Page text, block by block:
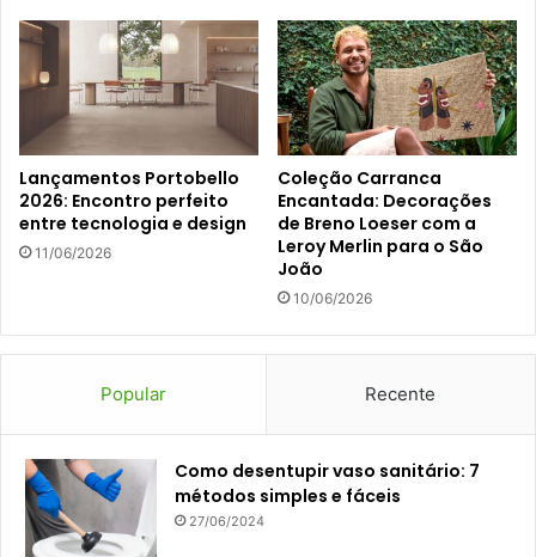
Lançamentos Portobello
2026: Encontro perfeito
entre tecnologia e design
11/06/2026
Coleção Carranca
Encantada: Decorações
de Breno Loeser com a
Leroy Merlin para o São
João
10/06/2026
Popular Recente
Como desentupir vaso sanitário: 7
métodos simples e fáceis
27/06/2024